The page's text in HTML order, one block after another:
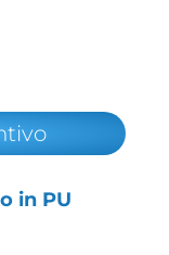
in PU